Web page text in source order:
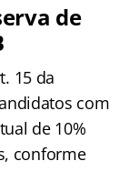
de
15 da
com
de 10%
conforme